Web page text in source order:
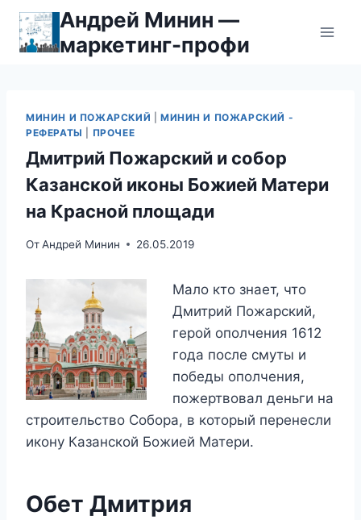
Перейти
содержимому
Андрей Минин —
маркетинг-профи
МИНИН И ПОЖАРСКИЙ
МИНИН И ПОЖАРСКИЙ -
РЕФЕРАТЫ
ПРОЧЕЕ
Дмитрий Пожарский и собор
Казанской иконы Божией Матери
на Красной площади
ОтАндрей Минин 26.05.2019
Мало кто знает, что
Дмитрий Пожарский,
герой ополчения 1612
года после смуты и
победы ополчения,
пожертвовал деньги на
строительство Собора, в который перенесли
икону Казанской Божией Матери.
Обет Дмитрия